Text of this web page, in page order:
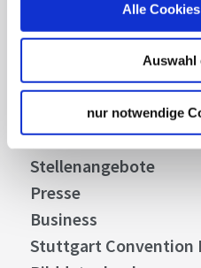
Alle
Auswahl
nur notwendige
Über uns
Stellenangebote
Presse
Business
Stuttgart Convention